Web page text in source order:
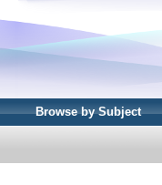
Browse by Subject